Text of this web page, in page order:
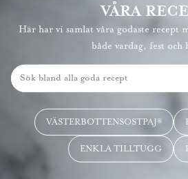
VÅRA
Här har vi samlat våra godaste recept
både vardag, fest och
VÄSTERBOTTENSOSTPAJ®
ENKLA TILLTUGG